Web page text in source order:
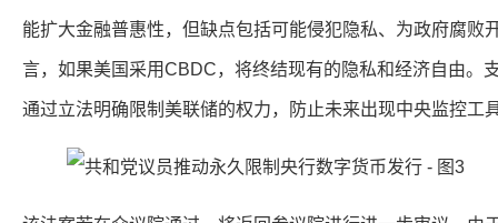
能扩大金融普惠性，但缺点包括可能侵犯隐私、为政府腐败
言，如果美国采用CBDC，将终结现有的隐私和经济自由。
通过立法明确限制美联储的权力，防止未来出现中央监控工